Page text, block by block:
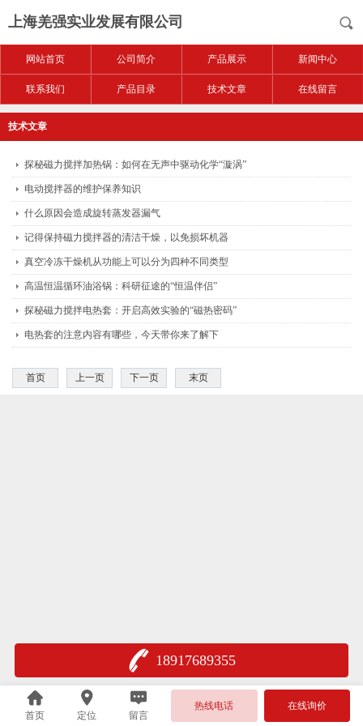
上海羌强实业发展有限公司
网站首页 公司简介 产品展示 新闻中心
联系我们 产品目录 技术文章 在线留言
技术文章
探秘磁力搅拌加热锅：如何在无声中驱动化学“漩涡”
电动搅拌器的维护保养知识
什么原因会造成旋转蒸发器漏气
记得保持磁力搅拌器的清洁干燥，以免损坏机器
真空冷冻干燥机从功能上可以分为四种不同类型
高温恒温循环油浴锅：科研征途的“恒温伴侣”
探秘磁力搅拌电热套：开启高效实验的“磁热密码”
电热套的注意内容有哪些，今天带你来了解下
首页 上一页 下一页 末页
18917689355
首页 定位 留言
热线电话 在线询价